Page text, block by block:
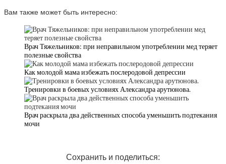
Вам также может быть интересно:
Врач Тяжельников: при неправильном употреблении мед теряет
полезные свойства
Как молодой мама избежать послеродовой депрессии
Тренировки в боевых условиях Александра арутюнова.
Врач раскрыла два действенных способа уменьшить подтекания
мочи
Сохранить и поделиться: